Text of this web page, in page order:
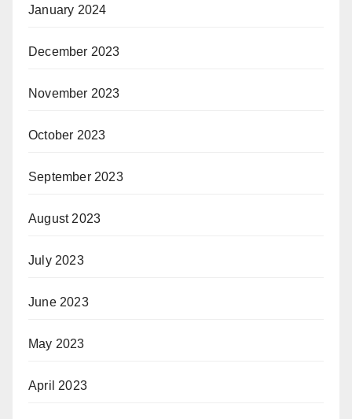
January 2024
December 2023
November 2023
October 2023
September 2023
August 2023
July 2023
June 2023
May 2023
April 2023